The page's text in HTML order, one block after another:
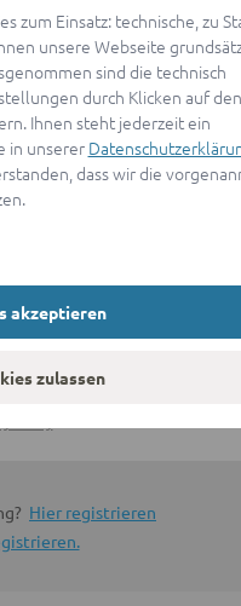
Google
Hier registrieren
zum Einsatz: technische, zu
unsere Webseite
sind die technisch
durch Klicken auf
Ihnen steht jederzeit ein
in unserer
dass wir die
akzeptieren
zulassen